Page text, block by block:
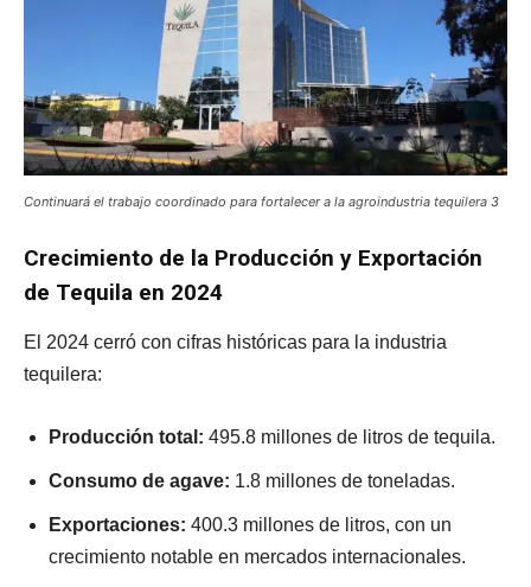
Continuará el trabajo coordinado para fortalecer a la agroindustria tequilera 3
Crecimiento de la Producción y Exportación
de Tequila en 2024
El 2024 cerró con cifras históricas para la industria
tequilera:
Producción total: 495.8 millones de litros de tequila.
Consumo de agave: 1.8 millones de toneladas.
Exportaciones: 400.3 millones de litros, con un
crecimiento notable en mercados internacionales.